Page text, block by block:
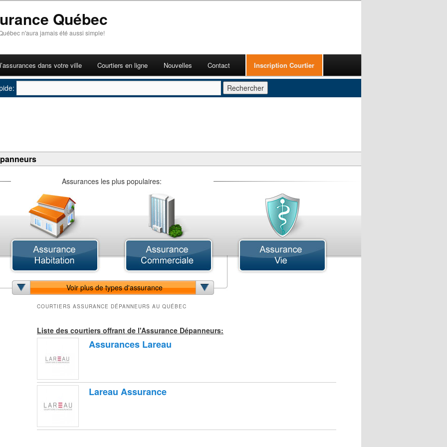
Québec
n'aura jamais été aussi simple!
dans votre ville Courtiers en ligne Nouvelles Contact Inscription Courtier
Assurances les plus populaires:
Voir plus de types d'assurance
Assurance Animaux
Assurance Chat
Assurance Chien
Assurance Vétérinaires
Assurance Automobile
Assurance Jeune Conducteur
Assurance Voiture Antiques
Assurance Voiture de Collection
Assurance Aviation
Assurance Avions Commerciales
Assurance Hydravion
Assurance Bateaux de Pêche
Assurance Voiliers
Assurance Auberges
Assurance Cargaison
Assurance Construction
COURTIERS ASSURANCE DÉPANNEURS AU QUÉBEC
Liste des courtiers offrant de l'Assurance Dépanneurs:
Assurances Lareau
Lareau Assurance